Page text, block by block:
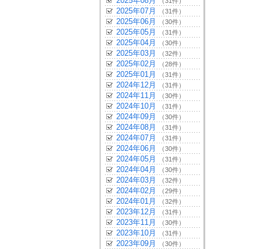
2025年07月 （31件）
2025年06月 （30件）
2025年05月 （31件）
2025年04月 （30件）
2025年03月 （32件）
2025年02月 （28件）
2025年01月 （31件）
2024年12月 （31件）
2024年11月 （30件）
2024年10月 （31件）
2024年09月 （30件）
2024年08月 （31件）
2024年07月 （31件）
2024年06月 （30件）
2024年05月 （31件）
2024年04月 （30件）
2024年03月 （32件）
2024年02月 （29件）
2024年01月 （32件）
2023年12月 （31件）
2023年11月 （30件）
2023年10月 （31件）
2023年09月 （30件）